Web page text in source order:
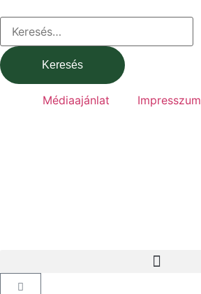
Médiaajánlat Impresszum